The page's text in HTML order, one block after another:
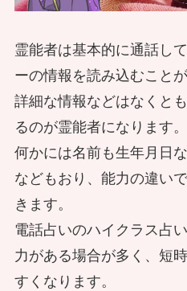
霊能者が縁結びを
婚はとても大変だっ
た事件とは？
「赤い封筒を拾う
台湾の都市伝説は今
神様は気分屋？ 神
者のいざこざ
霊視で知る哲君の
現代の心霊現象！
トやデジタル越し
霊能者に聞いた
霊能者は基本的に通話し
ーの情報を読み込むことが
詳細な情報などはなくと
るのが霊能者になります。
何かには名前も生年月日
などもおり、能力の違い
きます。
電話占いのハイクラス占
力がある場合が多く、短
すくなります。